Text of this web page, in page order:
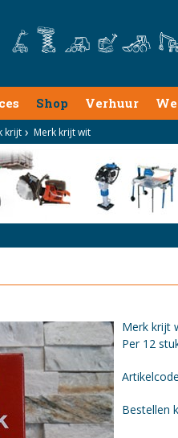
Shop Verhuur
krijt Merk krijt wit
Merk krijt
Per 12
Bestellen